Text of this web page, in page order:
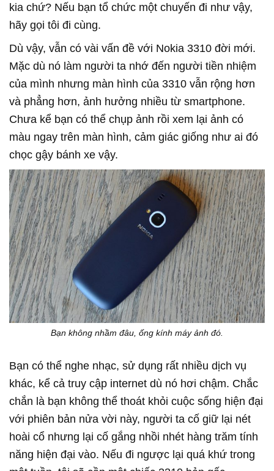
kia chứ? Nếu bạn tổ chức một chuyến đi như vậy,
hãy gọi tôi đi cùng.
Dù vậy, vẫn có vài vấn đề với Nokia 3310 đời mới.
Mặc dù nó làm người ta nhớ đến người tiền nhiệm
của mình nhưng màn hình của 3310 vẫn rộng hơn
và phẳng hơn, ảnh hưởng nhiều từ smartphone.
Chưa kể bạn có thể chụp ảnh rồi xem lại ảnh có
màu ngay trên màn hình, cảm giác giống như ai đó
chọc gậy bánh xe vậy.
Bạn không nhầm đâu, ống kính máy ảnh đó.
Bạn có thể nghe nhạc, sử dụng rất nhiều dịch vụ
khác, kể cả truy cập internet dù nó hơi chậm. Chắc
chắn là bạn không thể thoát khỏi cuộc sống hiện đại
với phiên bản nửa vời này, người ta cố giữ lại nét
hoài cổ nhưng lại cố gắng nhồi nhét hàng trăm tính
năng hiện đại vào. Nếu đi ngược lại quá khứ trong